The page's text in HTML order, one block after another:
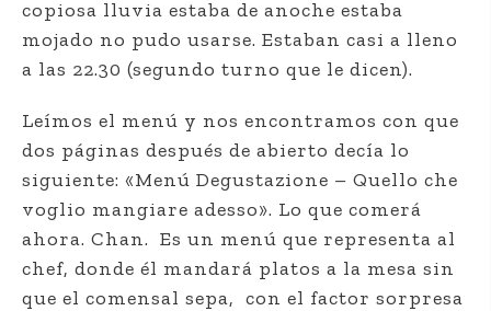
copiosa lluvia estaba de anoche estaba
mojado no pudo usarse. Estaban casi a lleno
a las 22.30 (segundo turno que le dicen).
Leímos el menú y nos encontramos con que
dos páginas después de abierto decía lo
siguiente: «Menú Degustazione – Quello che
voglio mangiare adesso». Lo que comerá
ahora. Chan. Es un menú que representa al
chef, donde él mandará platos a la mesa sin
que el comensal sepa, con el factor sorpresa